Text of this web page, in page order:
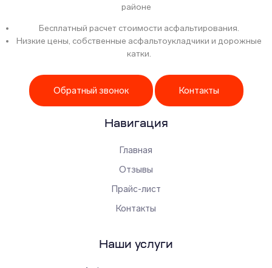
районе
Бесплатный расчет стоимости асфальтирования.
Низкие цены, собственные асфальтоукладчики и дорожные
катки.
Обратный звонок Контакты
Навигация
Главная
Отзывы
Прайс-лист
Контакты
Наши услуги